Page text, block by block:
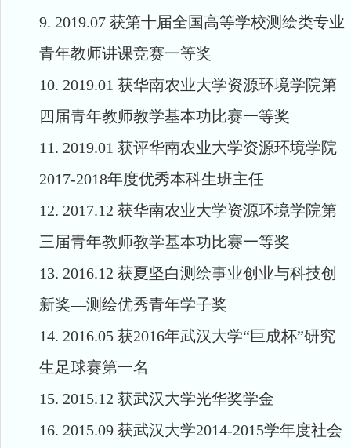
9. 2019.07 获第十届全国高等学校测绘类专业
青年教师讲课竞赛一等奖
10. 2019.01 获华南农业大学资源环境学院第
四届青年教师教学基本功比赛一等奖
11. 2019.01 获评华南农业大学资源环境学院
2017-2018年度优秀本科生班主任
12. 2017.12 获华南农业大学资源环境学院第
三届青年教师教学基本功比赛一等奖
13. 2016.12 获夏坚白测绘事业创业与科技创
新奖—测绘优秀青年学子奖
14. 2016.05 获2016年武汉大学“巨成杯”研究
生足球赛第一名
15. 2015.12 获武汉大学光华奖学金
16. 2015.09 获武汉大学2014-2015学年度社会